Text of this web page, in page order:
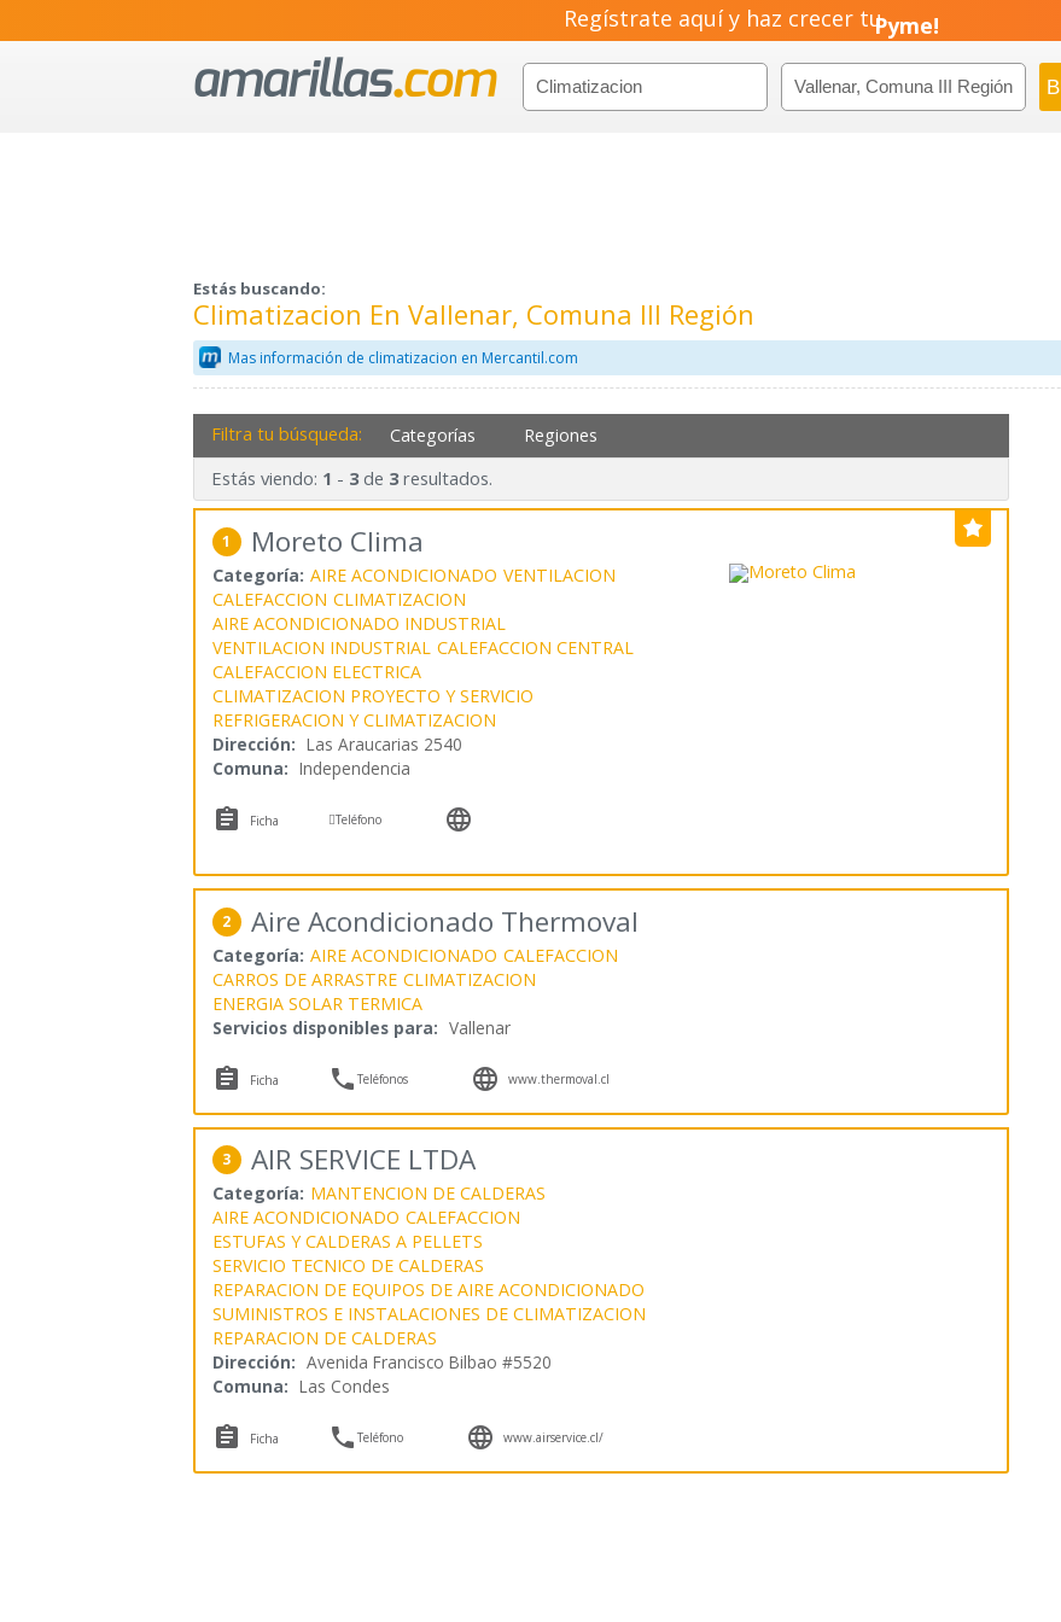
Regístrate aquí y haz crecer tuNegocio!
Pyme!
Emprendimiento!
Estás buscando:
Climatizacion En Vallenar, Comuna III Región
Mas información de climatizacion en Mercantil.com
Filtra tu búsqueda: Categorías Regiones
Estás viendo: 1 - 3de 3resultados.
1 Moreto Clima
Categoría: AIRE ACONDICIONADO VENTILACION
CALEFACCION CLIMATIZACION
AIRE ACONDICIONADO INDUSTRIAL
VENTILACION INDUSTRIAL CALEFACCION CENTRAL
CALEFACCION ELECTRICA
CLIMATIZACION PROYECTO Y SERVICIO
REFRIGERACION Y CLIMATIZACION
Dirección: Las Araucarias 2540
Comuna: Independencia
 Ficha Teléfono 
2 Aire Acondicionado Thermoval
Categoría: AIRE ACONDICIONADO CALEFACCION
CARROS DE ARRASTRE CLIMATIZACION
ENERGIA SOLAR TERMICA
Servicios disponibles para: Vallenar
 Ficha Teléfonos  www.thermoval.cl
3 AIR SERVICE LTDA
Categoría: MANTENCION DE CALDERAS
AIRE ACONDICIONADO CALEFACCION
ESTUFAS Y CALDERAS A PELLETS
SERVICIO TECNICO DE CALDERAS
REPARACION DE EQUIPOS DE AIRE ACONDICIONADO
SUMINISTROS E INSTALACIONES DE CLIMATIZACION
REPARACION DE CALDERAS
Dirección: Avenida Francisco Bilbao #5520
Comuna: Las Condes
 Ficha Teléfono  www.airservice.cl/